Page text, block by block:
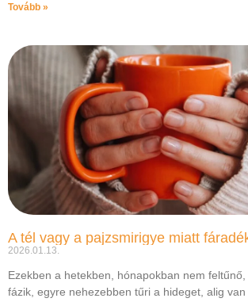
Tovább »
2026.01.13.
Ezekben a hetekben, hónapokban nem
fázik, egyre nehezebben tűri a hideget, alig